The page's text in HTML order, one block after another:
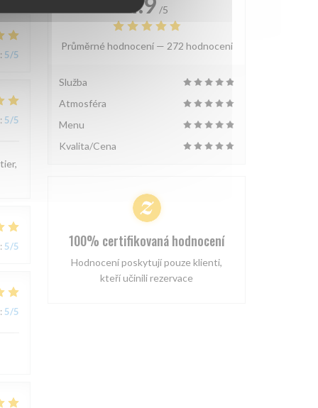
5/5
5/5
5/5
5/5
/5
Průměrné hodnocení — 272 hodnoceni
Služba
Atmosféra
Menu
Kvalita/Cena
100% certifikovaná hodnocení
Hodnocení poskytují pouze klienti,
kteří učinili rezervace